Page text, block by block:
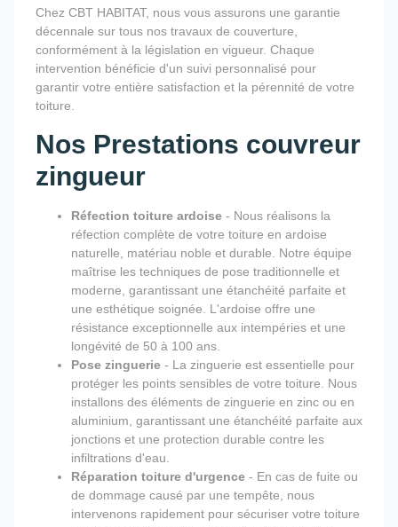
Chez CBT HABITAT, nous vous assurons une garantie
décennale sur tous nos travaux de couverture,
conformément à la législation en vigueur. Chaque
intervention bénéficie d'un suivi personnalisé pour
garantir votre entière satisfaction et la pérennité de votre
toiture.
Nos Prestations couvreur
zingueur
Réfection toiture ardoise - Nous réalisons la
réfection complète de votre toiture en ardoise
naturelle, matériau noble et durable. Notre équipe
maîtrise les techniques de pose traditionnelle et
moderne, garantissant une étanchéité parfaite et
une esthétique soignée. L'ardoise offre une
résistance exceptionnelle aux intempéries et une
longévité de 50 à 100 ans.
Pose zinguerie - La zinguerie est essentielle pour
protéger les points sensibles de votre toiture. Nous
installons des éléments de zinguerie en zinc ou en
aluminium, garantissant une étanchéité parfaite aux
jonctions et une protection durable contre les
infiltrations d'eau.
Réparation toiture d'urgence - En cas de fuite ou
de dommage causé par une tempête, nous
intervenons rapidement pour sécuriser votre toiture